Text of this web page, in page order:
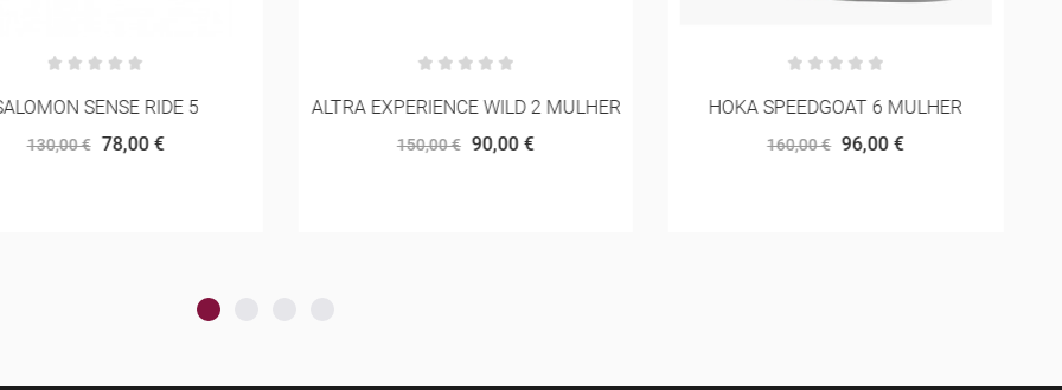
SENSE RIDE 5
130,00 € 78,00 €
ALTRA EXPERIENCE WILD 2 MULHER
150,00 € 90,00 €
HOKA SPEEDGOAT 6 MULHER
160,00 € 96,00 €